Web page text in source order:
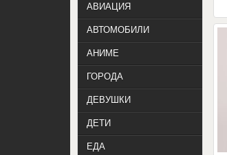
АВИАЦИЯ
АВТОМОБИЛИ
АНИМЕ
ГОРОДА
ДЕВУШКИ
ДЕТИ
ЕДА